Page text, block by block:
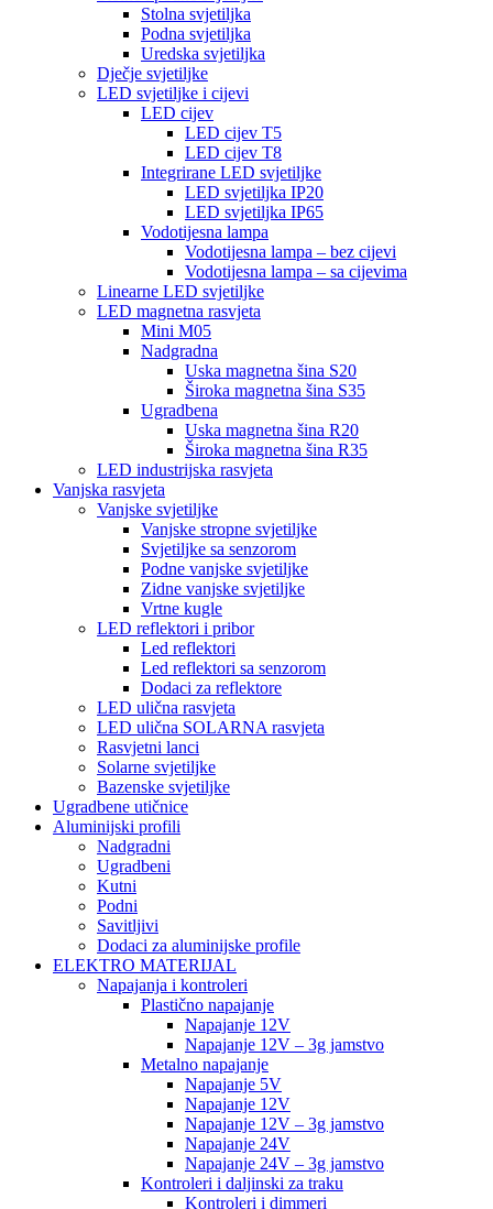
Stolna svjetiljka
Podna svjetiljka
Uredska svjetiljka
Dječje svjetiljke
LED svjetiljke i cijevi
LED cijev
LED cijev T5
LED cijev T8
Integrirane LED svjetiljke
LED svjetiljka IP20
LED svjetiljka IP65
Vodotijesna lampa
Vodotijesna lampa – bez cijevi
Vodotijesna lampa – sa cijevima
Linearne LED svjetiljke
LED magnetna rasvjeta
Mini M05
Nadgradna
Uska magnetna šina S20
Široka magnetna šina S35
Ugradbena
Uska magnetna šina R20
Široka magnetna šina R35
LED industrijska rasvjeta
Vanjska rasvjeta
Vanjske svjetiljke
Vanjske stropne svjetiljke
Svjetiljke sa senzorom
Podne vanjske svjetiljke
Zidne vanjske svjetiljke
Vrtne kugle
LED reflektori i pribor
Led reflektori
Led reflektori sa senzorom
Dodaci za reflektore
LED ulična rasvjeta
LED ulična SOLARNA rasvjeta
Rasvjetni lanci
Solarne svjetiljke
Bazenske svjetiljke
Ugradbene utičnice
Aluminijski profili
Nadgradni
Ugradbeni
Kutni
Podni
Savitljivi
Dodaci za aluminijske profile
ELEKTRO MATERIJAL
Napajanja i kontroleri
Plastično napajanje
Napajanje 12V
Napajanje 12V – 3g jamstvo
Metalno napajanje
Napajanje 5V
Napajanje 12V
Napajanje 12V – 3g jamstvo
Napajanje 24V
Napajanje 24V – 3g jamstvo
Kontroleri i daljinski za traku
Kontroleri i dimmeri